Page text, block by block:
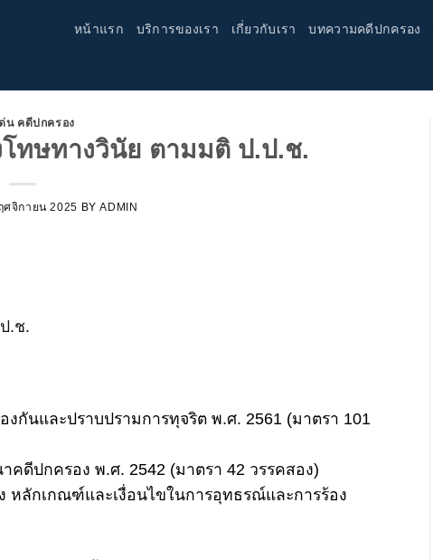
หน้าแรก บริการของเรา เกี่ยวกับเรา บทความคดีปกครอง
ด่น คดีปกครอง
ทษทางวินัย ตามมติ ป.ป.ช.
ศจิกายน 2025 BYADMIN
.ช.
กันและปราบปรามการทุจริต พ.ศ. 2561 (มาตรา 101
ดีปกครอง พ.ศ. 2542 (มาตรา 42 วรรคสอง)
หลักเกณฑ์และเงื่อนไขในการอุทธรณ์และการร้อง